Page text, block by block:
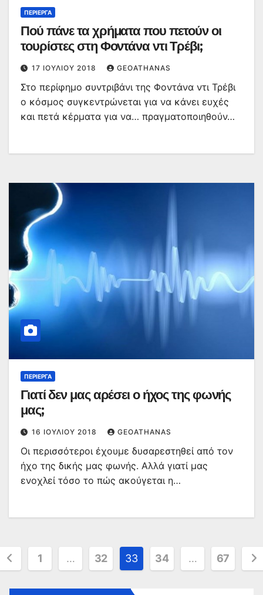
ΠΕΡΊΕΡΓΑ
Πού πάνε τα χρήματα που πετούν οι
τουρίστες στη Φοντάνα ντι Τρέβι;
17 ΙΟΥΛΊΟΥ 2018 GEOATHANAS
Στο περίφημο συντριβάνι της Φοντάνα ντι Τρέβι
ο κόσμος συγκεντρώνεται για να κάνει ευχές
και πετά κέρματα για να… πραγματοποιηθούν…
ΠΕΡΊΕΡΓΑ
Γιατί δεν μας αρέσει ο ήχος της φωνής
μας;
16 ΙΟΥΛΊΟΥ 2018 GEOATHANAS
Οι περισσότεροι έχουμε δυσαρεστηθεί από τον
ήχο της δικής μας φωνής. Αλλά γιατί μας
ενοχλεί τόσο το πώς ακούγεται η…
1 … 32 33 34 … 67